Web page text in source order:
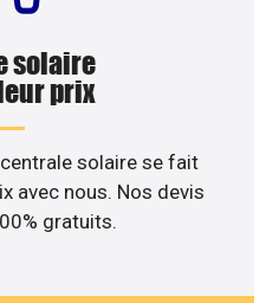
solaire
prix
solaire se fait
avec nous. Nos devis
gratuits.